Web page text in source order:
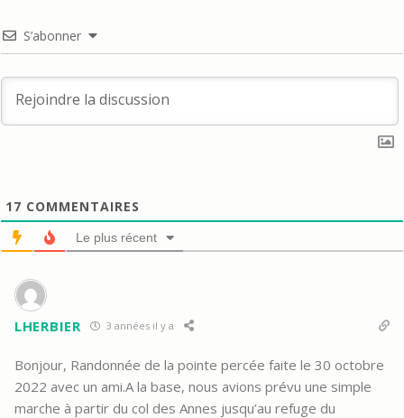
S’abonner
17 COMMENTAIRES
Le plus récent
LHERBIER 3 années il y a
Bonjour, Randonnée de la pointe percée faite le 30 octobre
2022 avec un ami.A la base, nous avions prévu une simple
marche à partir du col des Annes jusqu’au refuge du